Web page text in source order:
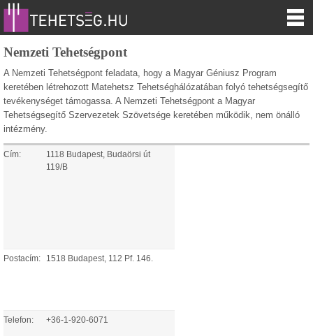
Nemzeti Tehetségpont
A Nemzeti Tehetségpont feladata, hogy a Magyar Géniusz Program
keretében létrehozott Matehetsz Tehetséghálózatában folyó tehetségsegítő
tevékenységet támogassa. A Nemzeti Tehetségpont a Magyar
Tehetségsegítő Szervezetek Szövetsége keretében működik, nem önálló
intézmény.
Cím:
1118 Budapest, Budaörsi út
119/B
Postacím: 1518 Budapest, 112 Pf. 146.
Telefon: +36-1-920-6071